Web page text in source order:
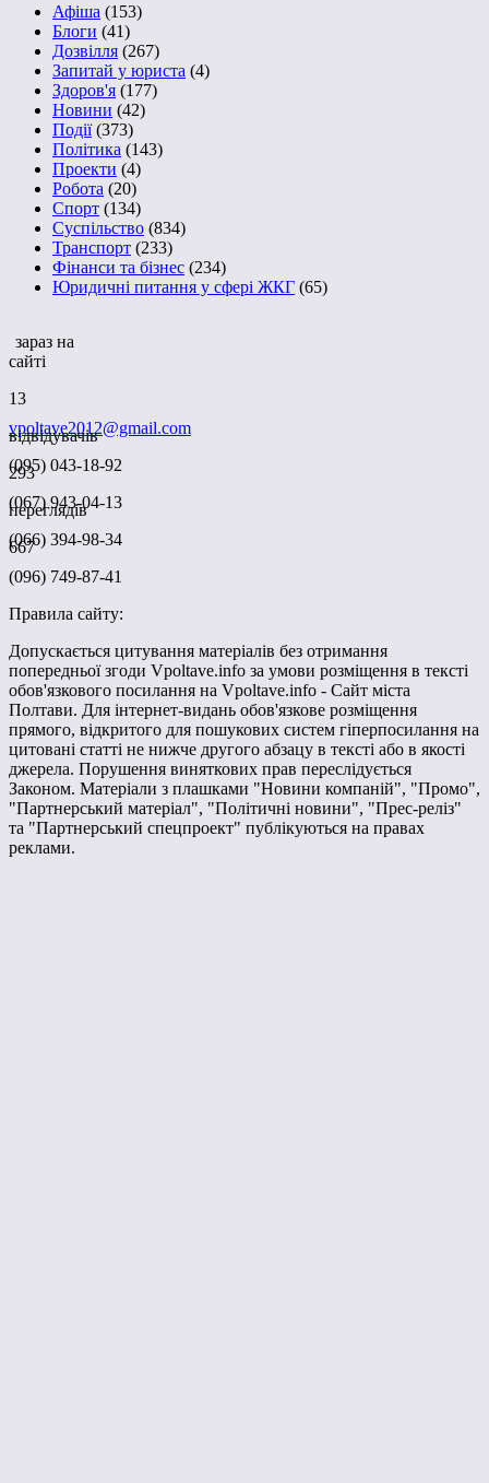
Афіша (153)
Блоги (41)
Дозвілля (267)
Запитай у юриста (4)
Здоров'я (177)
Новини (42)
Події(373)
Політика (143)
Проекти (4)
Робота (20)
Спорт (134)
Суспільство (834)
Транспорт (233)
Фінанси та бізнес (234)
Юридичні питання у сфері ЖКГ (65)
зараз на
сайті
13
відвідувачів
293
переглядів
667
vpoltave2012@gmail.com
(095) 043-18-92
(067) 943-04-13
(066) 394-98-34
(096) 749-87-41
Правила сайту:
Допускається цитування матеріалів без отримання
попередньої згоди Vpoltave.info за умови розміщення в тексті
обов'язкового посилання на Vpoltave.info - Сайт міста
Полтави. Для інтернет-видань обов'язкове розміщення
прямого, відкритого для пошукових систем гіперпосилання на
цитовані статті не нижче другого абзацу в тексті або в якості
джерела. Порушення виняткових прав переслідується
Законом. Матеріали з плашками "Новини компаній", "Промо",
"Партнерський матеріал", "Політичні новини", "Прес-реліз"
та "Партнерський спецпроект" публікуються на правах
реклами.